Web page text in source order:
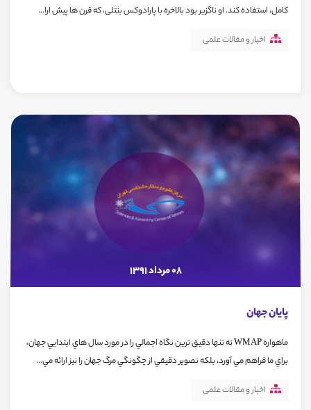
کامل، استفاده کند. او ناگزیر بود بالاخره با پارادوکس بنتلی، که قرن ها پیش ارا...
اخبار و مقالات علمی
08 مرداد 1391
پايان جهان
ماهواره WMAP نه تنها دقيق ترين نگاه اجمالي را در مورد سال هاي ابتدايي جهان،
براي ما فراهم مي آورد، بلكه تصوير دقيقي از چگونگي مرگ جهان را نيز ارائه مي...
اخبار و مقالات علمی